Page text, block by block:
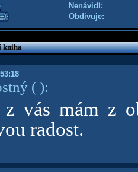
Nenávidí:
Obdivuje:
kniha
( ):
vás mám z
radost.